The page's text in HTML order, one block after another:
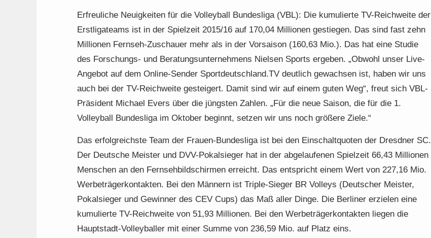
Erfreuliche Neuigkeiten für die Volleyball Bundesliga (VBL): Die kumulierte TV-Reichweite der
Erstligateams ist in der Spielzeit 2015/16 auf 170,04 Millionen gestiegen. Das sind fast zehn
Millionen Fernseh-Zuschauer mehr als in der Vorsaison (160,63 Mio.). Das hat eine Studie
des Forschungs- und Beratungsunternehmens Nielsen Sports ergeben. „Obwohl unser Live-
Angebot auf dem Online-Sender Sportdeutschland.TV deutlich gewachsen ist, haben wir uns
auch bei der TV-Reichweite gesteigert. Damit sind wir auf einem guten Weg“, freut sich VBL-
Präsident Michael Evers über die jüngsten Zahlen. „Für die neue Saison, die für die 1.
Volleyball Bundesliga im Oktober beginnt, setzen wir uns noch größere Ziele.“
Das erfolgreichste Team der Frauen-Bundesliga ist bei den Einschaltquoten der Dresdner SC.
Der Deutsche Meister und DVV-Pokalsieger hat in der abgelaufenen Spielzeit 66,43 Millionen
Menschen an den Fernsehbildschirmen erreicht. Das entspricht einem Wert von 227,16 Mio.
Werbeträgerkontakten. Bei den Männern ist Triple-Sieger BR Volleys (Deutscher Meister,
Pokalsieger und Gewinner des CEV Cups) das Maß aller Dinge. Die Berliner erzielen eine
kumulierte TV-Reichweite von 51,93 Millionen. Bei den Werbeträgerkontakten liegen die
Hauptstadt-Volleyballer mit einer Summe von 236,59 Mio. auf Platz eins.